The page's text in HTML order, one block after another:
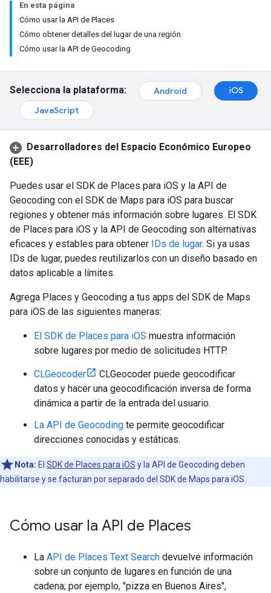
En esta página
Cómo usar la API de Places
Cómo obtener detalles del lugar de una región
Cómo usar la API de Geocoding
Selecciona la plataforma: Android
iOS
JavaScript
Desarrolladores del Espacio Económico Europeo
(EEE)
Puedes usar el SDK de Places para iOS y la API de
Geocoding con el SDK de Maps para iOS para buscar
regiones y obtener más información sobre lugares. El SDK
de Places para iOS y la API de Geocoding son alternativas
eficaces y estables para obtener IDs de lugar. Si ya usas
IDs de lugar, puedes reutilizarlos con un diseño basado en
datos aplicable a límites.
Agrega Places y Geocoding a tus apps del SDK de Maps
para iOS de las siguientes maneras:
El SDK de Places para iOS muestra información
sobre lugares por medio de solicitudes HTTP.
CLGeocoder
CLGeocoder puede geocodificar
datos y hacer una geocodificación inversa de forma
dinámica a partir de la entrada del usuario.
La API de Geocoding te permite geocodificar
direcciones conocidas y estáticas.
Nota: El SDK de Places para iOS y la API de Geocoding deben
habilitarse y se facturan por separado del SDK de Maps para iOS.
Cómo usar la API de Places
La API de Places Text Search devuelve información
sobre un conjunto de lugares en función de una
cadena; por ejemplo, "pizza en Buenos Aires",